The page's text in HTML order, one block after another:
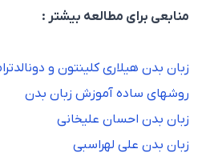
منابعی برای مطالعه بیشتر :
زبان بدن هیلاری کلینتون و دونالدترامپ
روشهای ساده آموزش زبان بدن
زبان بدن احسان علیخانی
زبان بدن علی لهراسبی